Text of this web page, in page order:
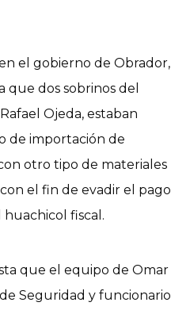
el gobierno de Obrador,
que dos sobrinos del
Ojeda, estaban
de importación de
otro tipo de materiales
el fin de evadir el pago
huachicol fiscal.
que el equipo de Omar
Seguridad y funcionario